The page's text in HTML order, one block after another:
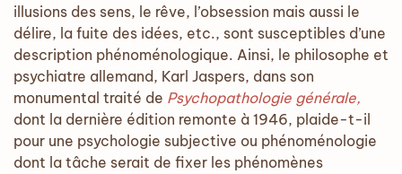
illusions des sens, le rêve, l’obsession mais aussi le
délire, la fuite des idées, etc., sont susceptibles d’une
description phénoménologique. Ainsi, le philosophe et
psychiatre allemand, Karl Jaspers, dans son
monumental traité de Psychopathologie générale,
dont la dernière édition remonte à 1946, plaide-t-il
pour une psychologie subjective ou phénoménologie
dont la tâche serait de fixer les phénomènes